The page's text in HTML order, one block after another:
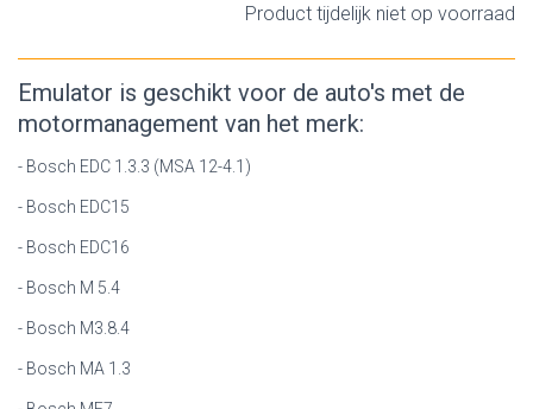
Product tijdelijk niet op voorraad
Emulator is geschikt voor de auto's met de
motormanagement van het merk:
- Bosch EDC 1.3.3 (MSA 12-4.1)
- Bosch EDC15
- Bosch EDC16
- Bosch M 5.4
- Bosch M3.8.4
- Bosch MA 1.3